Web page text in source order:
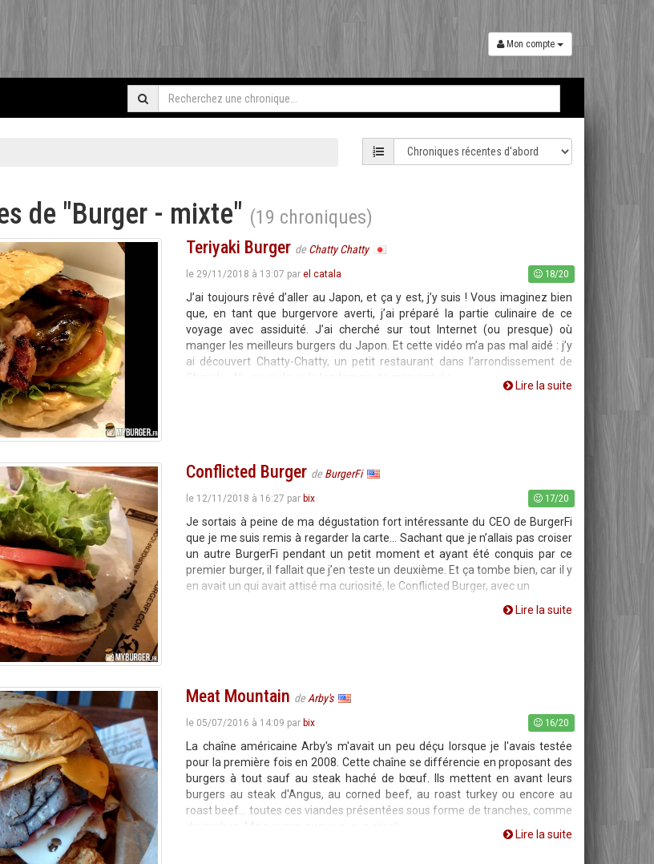
Mon compte
de "Burger - mixte" (19 chroniques)
Teriyaki Burger de Chatty Chatty
le 29/11/2018 à 13:07 parel catala 18/20
J’ai toujours rêvé d’aller au Japon, et ça y est, j’y suis ! Vous imaginez bien
que, en tant que burgervore averti, j’ai préparé la partie culinaire de ce
voyage avec assiduité. J’ai cherché sur tout Internet (ou presque) où
manger les meilleurs burgers du Japon. Et cette vidéo m’a pas mal aidé : j’y
ai découvert Chatty-Chatty, un petit restaurant dans l’arrondissement de
Lire la suite
Conflicted Burger de BurgerFi
le 12/11/2018 à 16:27 par bix 17/20
Je sortais à peine de ma dégustation fort intéressante du CEO de BurgerFi
que je me suis remis à regarder la carte... Sachant que je n’allais pas croiser
un autre BurgerFi pendant un petit moment et ayant été conquis par ce
premier burger, il fallait que j’en teste un deuxième. Et ça tombe bien, car il y
en avait un qui avait attisé ma curiosité, le Conflicted Burger, avec un
Lire la suite
Meat Mountain de Arby's
le 05/07/2016 à 14:09 par bix 16/20
La chaîne américaine Arby's m'avait un peu déçu lorsque je l'avais testée
pour la première fois en 2008. Cette chaîne se différencie en proposant des
burgers à tout sauf au steak haché de bœuf. Ils mettent en avant leurs
burgers au steak d'Angus, au corned beef, au roast turkey ou encore au
roast beef... toutes ces viandes présentées sous forme de tranches, comme
Lire la suite